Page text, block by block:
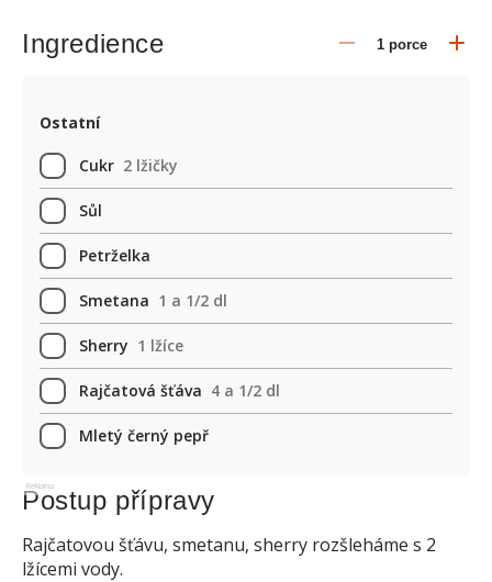
Ingredience
Ostatní
Cukr 2 lžičky
Sůl
Petrželka
Smetana 1 a 1/2 dl
Sherry 1 lžíce
Rajčatová šťáva 4 a 1/2 dl
Mletý černý pepř
Reklama
Postup přípravy
Rajčatovou šťávu, smetanu, sherry rozšleháme s 2
lžícemi vody.